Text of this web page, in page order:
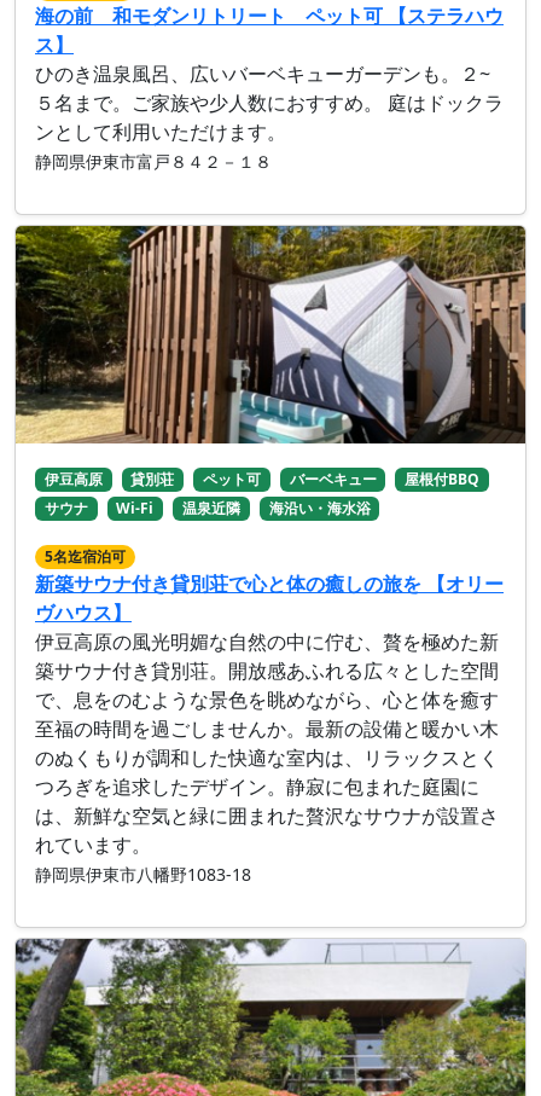
海の前 和モダンリトリート ペット可 【ステラハウ
ス】
ひのき温泉風呂、広いバーベキューガーデンも。２~
５名まで。ご家族や少人数におすすめ。 庭はドックラ
ンとして利用いただけます。
静岡県伊東市富戸８４２－１８
伊豆高原 貸別荘 ペット可 バーベキュー
屋根付BBQ
サウナ
Wi-Fi 温泉近隣 海沿い・海水浴
5名迄宿泊可
新築サウナ付き貸別荘で心と体の癒しの旅を 【オリー
ヴハウス】
伊豆高原の風光明媚な自然の中に佇む、贅を極めた新
築サウナ付き貸別荘。開放感あふれる広々とした空間
で、息をのむような景色を眺めながら、心と体を癒す
至福の時間を過ごしませんか。最新の設備と暖かい木
のぬくもりが調和した快適な室内は、リラックスとく
つろぎを追求したデザイン。静寂に包まれた庭園に
は、新鮮な空気と緑に囲まれた贅沢なサウナが設置さ
れています。
静岡県伊東市八幡野1083-18